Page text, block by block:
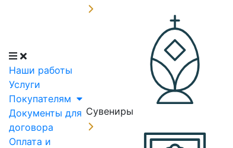
Наши работы
Услуги
Покупателям
Документы для
договора
Оплата и
Сувениры